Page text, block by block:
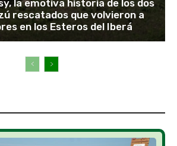
la emotiva historia de los dos
rescatados que volvieron a
en los Esteros del Iberá